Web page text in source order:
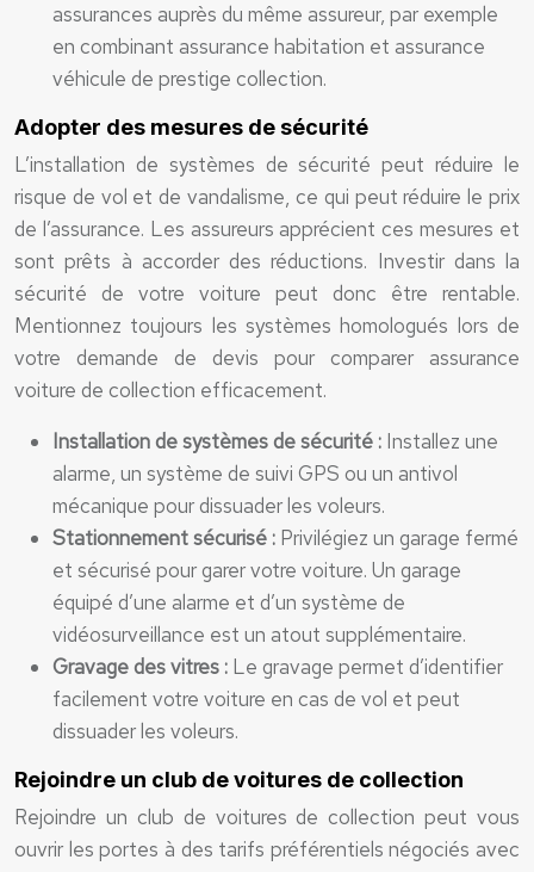
assurances auprès du même assureur, par exemple
en combinant assurance habitation et assurance
véhicule de prestige collection.
Adopter des mesures de sécurité
L’installation de systèmes de sécurité peut réduire le
risque de vol et de vandalisme, ce qui peut réduire le prix
de l’assurance. Les assureurs apprécient ces mesures et
sont prêts à accorder des réductions. Investir dans la
sécurité de votre voiture peut donc être rentable.
Mentionnez toujours les systèmes homologués lors de
votre demande de devis pour comparer assurance
voiture de collection efficacement.
Installation de systèmes de sécurité : Installez une
alarme, un système de suivi GPS ou un antivol
mécanique pour dissuader les voleurs.
Stationnement sécurisé : Privilégiez un garage fermé
et sécurisé pour garer votre voiture. Un garage
équipé d’une alarme et d’un système de
vidéosurveillance est un atout supplémentaire.
Gravage des vitres : Le gravage permet d’identifier
facilement votre voiture en cas de vol et peut
dissuader les voleurs.
Rejoindre un club de voitures de collection
Rejoindre un club de voitures de collection peut vous
ouvrir les portes à des tarifs préférentiels négociés avec